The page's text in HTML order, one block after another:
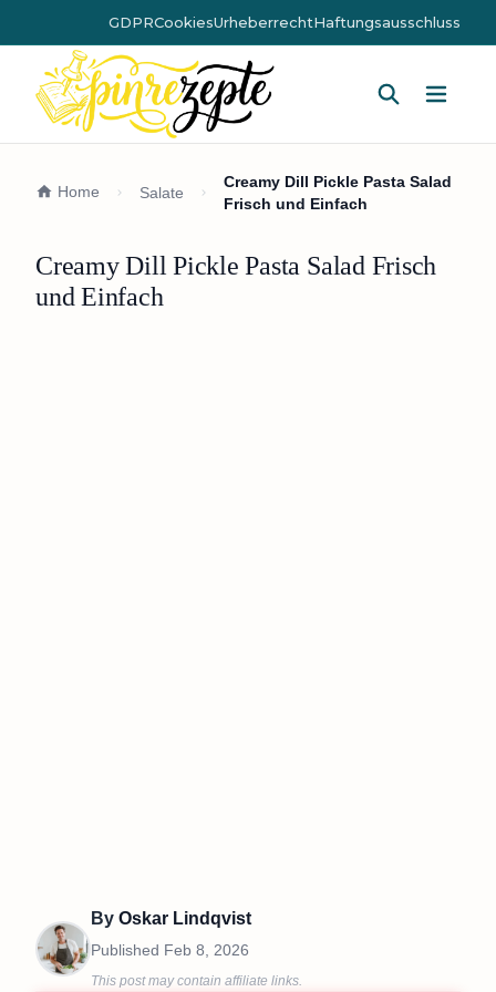
GDPRCookiesUrheberrechtHaftungsausschluss
Home Salate
Creamy Dill Pickle Pasta Salad
Frisch und Einfach
Creamy Dill Pickle Pasta Salad Frisch
und Einfach
By Oskar Lindqvist
Published Feb 8, 2026
This post may contain affiliate links.